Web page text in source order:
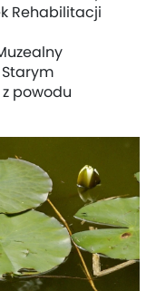
Rehabilitacji
Starym
z powodu